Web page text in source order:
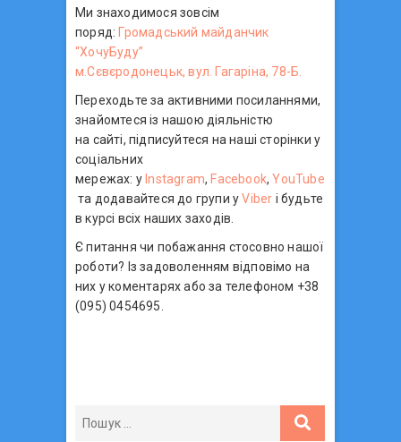
Ми знаходимося зовсім
поряд: Громадський майданчик
“ХочуБуду”
м.Сєвєродонецьк, вул. Гагаріна, 78-Б.
Переходьте за активними посиланнями,
знайомтеся із нашою діяльністю
на сайті, підписуйтеся на наші сторінки у
соціальних
мережах: у Instagram, Facebook,YouTube
та додавайтеся до групи уViber і будьте
в курсі всіх наших заходів.
Є питання чи побажання стосовно нашої
роботи? Із задоволенням відповімо на
них у коментарях або за телефоном +38
(095) 0454695.